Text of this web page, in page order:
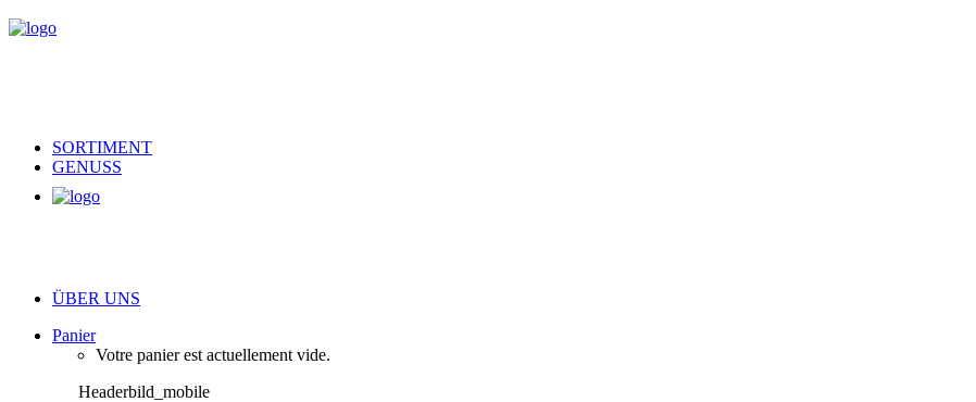
SORTIMENT
GENUSS
ÜBER UNS
Panier
Votre panier est actuellement vide.
Headerbild_mobile